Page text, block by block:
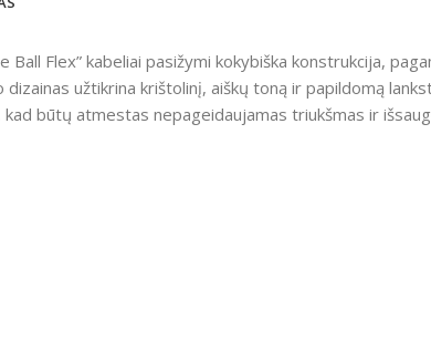
Flex” kabeliai pasižymi kokybiška konstrukcija,
užtikrina krištolinį, aiškų toną ir papildomą
būtų atmestas nepageidaujamas triukšmas ir